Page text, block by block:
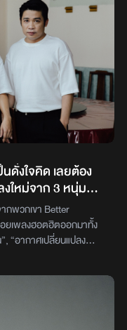
“นับ 1 ไม่ถึง 10 (Count 1
องคนที่ถูกรังแกด้วยคำ
ง ผิวพรรณ รวมไปถึงคำ
ากการที่เจได้เห็นข่าว
ลลี่ของประเทศไทย ติด
านเรื่องราวดังกล่าวใน
องว่าเป็นการหยอกล้อ
เป็นความเคยชิน ซึ่ง เจ
งในสังคมไทย และมีคน
กการถูกกลั่นแกล้งทางคำ
จอปัญหาดังกล่าว และ
รหยอกล้อกันนั้นไม่ควร
เผชิญปัญหาและเสียน้ำตา
เกิลนี้จะสามารถเป็น
อยากเป็นหนึ่งกำลังใจให้
ร์ทดนตรีของซิงเกิลนี้ มา
นดี้ป็อป ก่อนจะส่งเข้า
มร็อคจางๆ ที่ฟังไฟเรื่อยๆ
ดนตรีทั้งสามพาร์ทก็
นดั่งใจคิด เลยต้อง
งใหม่จาก 3 หนุ่ม
กพวกเขา Better
ยเพลงฮอตฮิตออกมาทั้ง
“อากาศเปลี่ยนแปลง
ร” เพลงนี้ได้ ข้าว fellow
กับ ฟุ้ง มือกีต้าร์ พร้อม
าเรื่องของคนที่ถูกให้ความ
งเก็บอาการเอาไว้ ไม่กล้า